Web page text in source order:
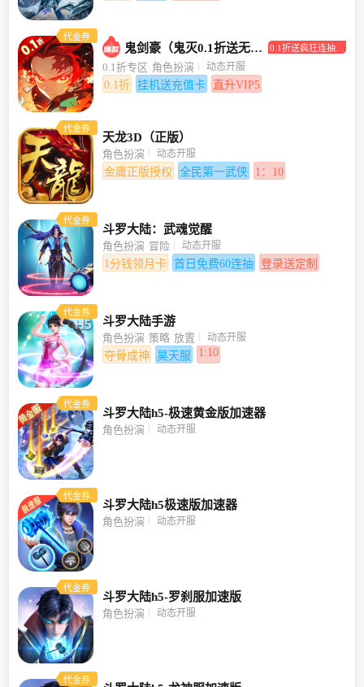
代金券
鬼剑豪（鬼灭0.1折送无限抽）
0.1折送疯狂连抽，
0.1折专区 角色扮演 动态开服
0.1折 挂机送充值卡 直升VIP5
代金券
天龙3D（正版）
角色扮演 动态开服
金庸正版授权 全民第一武侠 1：10
代金券
斗罗大陆：武魂觉醒
角色扮演 冒险 动态开服
1分钱领月卡 首日免费60连抽 登录送定制
代金券
斗罗大陆手游
角色扮演 策略 放置 动态开服
夺骨成神 昊天服 1:10
代金券
斗罗大陆h5-极速黄金版加速器
角色扮演 动态开服
代金券
斗罗大陆h5极速版加速器
角色扮演 动态开服
代金券
斗罗大陆h5-罗刹服加速版
角色扮演 动态开服
代金券